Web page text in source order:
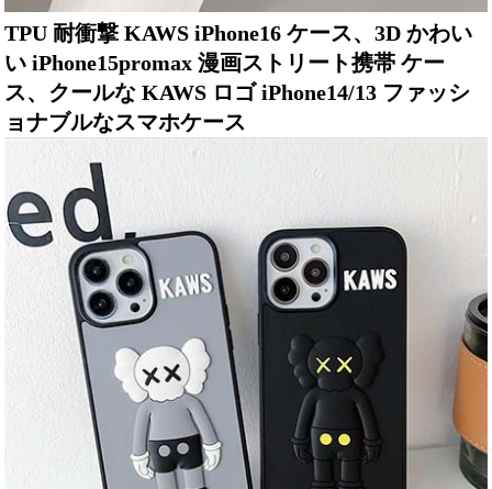
TPU 耐衝撃 KAWS iPhone16 ケース、3D かわい
い iPhone15promax 漫画ストリート携帯 ケー
ス、クールな KAWS ロゴ iPhone14/13 ファッシ
ョナブルなスマホケース